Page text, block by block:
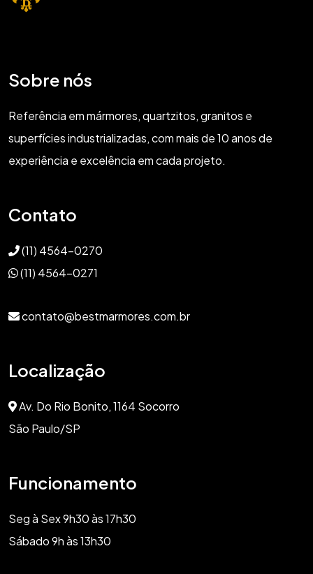
Sobre nós
Referência em mármores, quartzitos, granitos e
superfícies industrializadas, com mais de 10 anos de
experiência e excelência em cada projeto.
Contato
(11) 4564-0270
(11) 4564-0271
contato@bestmarmores.com.br
Localização
Av. Do Rio Bonito, 1164 Socorro
São Paulo/SP
Funcionamento
Seg à Sex 9h30 às 17h30
Sábado 9h às 13h30